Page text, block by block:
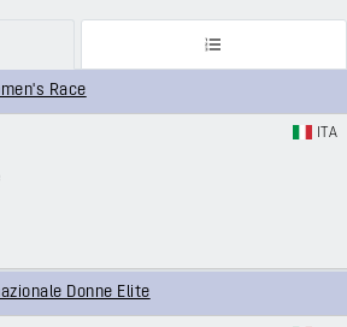
Race
ITA
Donne Elite